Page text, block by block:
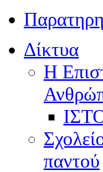
Δίκτυα
Η
παντού